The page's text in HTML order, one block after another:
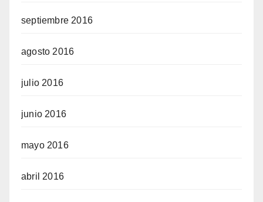
septiembre 2016
agosto 2016
julio 2016
junio 2016
mayo 2016
abril 2016